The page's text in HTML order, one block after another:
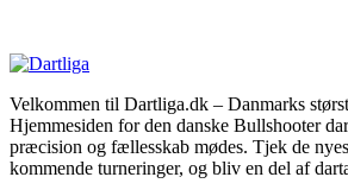
Velkommen til Dartliga.dk – Danmarks
Hjemmesiden for den danske Bullshooter
præcision og fællesskab mødes. Tjek de
kommende turneringer, og bliv en del af